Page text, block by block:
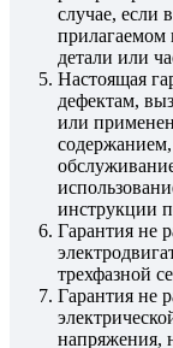
случае, если
прилагаемом
детали или
Настоящая
дефектам,
или
инструкции
Гарантия не
трехфазной
Гарантия не
напряжения,